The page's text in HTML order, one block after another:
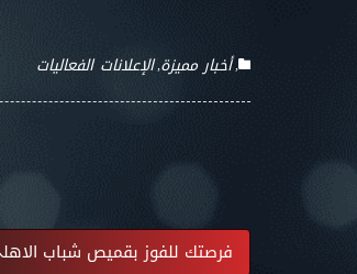
أخبار مميزة الإعلانات الفعاليات
فرصتك للفوز بقميص شباب